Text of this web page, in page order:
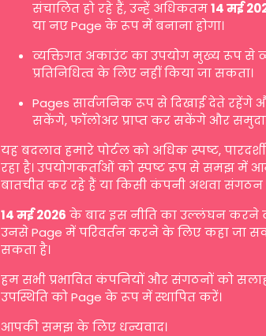
संचालित हो रहे हैं, उन्हें अधिकतम14 मई
या नए Page के रूप में बनाना होगा।
व्यक्तिगत अकाउंट का उपयोग मुख्य रूप से
प्रतिनिधित्व के लिए नहीं किया जा सकता।
Pages सार्वजनिक रूप से दिखाई देते रहेंगे
सकेंगे, फॉलोअर प्राप्त कर सकेंगे और
यह बदलाव हमारे पोर्टल को अधिक स्पष्ट,
रहा है। उपयोगकर्ताओं को स्पष्ट रूप से समझ में
बातचीत कर रहे हैं या किसी कंपनी अथवा संगठन
14 मई 2026 के बाद इस नीति का उल्लंघन करने
उनसे Page में परिवर्तन करने के लिए कहा जा
सकता है।
हम सभी प्रभावित कंपनियों और संगठनों को
उपस्थिति को Page के रूप में स्थापित करें।
आपकी समझ के लिए धन्यवाद।